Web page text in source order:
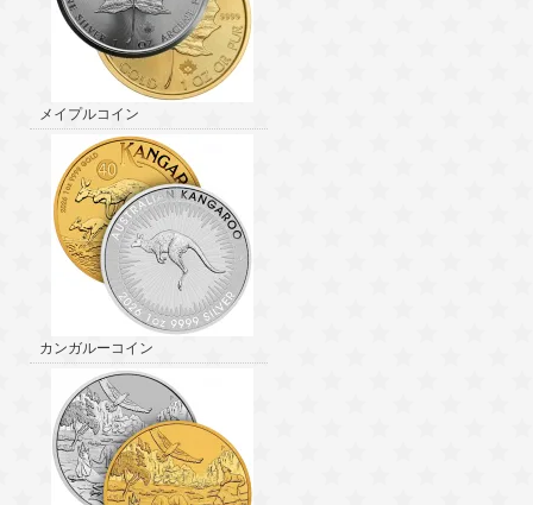
メイプルコイン
カンガルーコイン